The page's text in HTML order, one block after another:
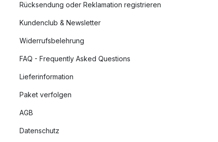
Rücksendung oder Reklamation registrieren
Kundenclub & Newsletter
Widerrufsbelehrung
FAQ - Frequently Asked Questions
Lieferinformation
Paket verfolgen
AGB
Datenschutz